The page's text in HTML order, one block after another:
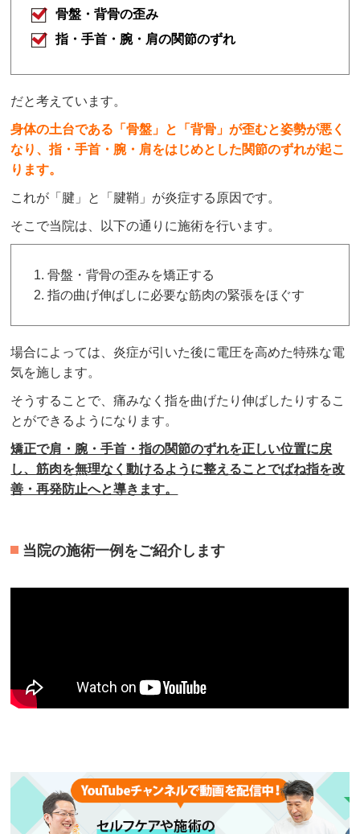
骨盤・背骨の歪み
指・手首・腕・肩の関節のずれ
だと考えています。
身体の土台である「骨盤」と「背骨」が歪むと姿勢が悪く
なり、指・手首・腕・肩をはじめとした関節のずれが起こ
ります。
これが「腱」と「腱鞘」が炎症する原因です。
そこで当院は、以下の通りに施術を行います。
骨盤・背骨の歪みを矯正する
指の曲げ伸ばしに必要な筋肉の緊張をほぐす
場合によっては、炎症が引いた後に電圧を高めた特殊な電
気を施します。
そうすることで、痛みなく指を曲げたり伸ばしたりするこ
とができるようになります。
矯正で肩・腕・手首・指の関節のずれを正しい位置に戻
し、筋肉を無理なく動けるように整えることでばね指を改
善・再発防止へと導きます。
当院の施術一例をご紹介します